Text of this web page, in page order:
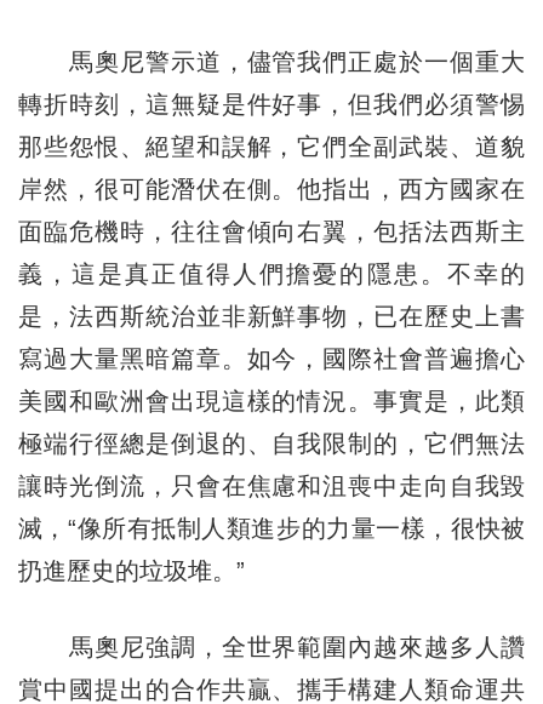
馬奧尼警示道，儘管我們正處於一個重大
轉折時刻，這無疑是件好事，但我們必須警惕
那些怨恨、絕望和誤解，它們全副武裝、道貌
岸然，很可能潛伏在側。他指出，西方國家在
面臨危機時，往往會傾向右翼，包括法西斯主
義，這是真正值得人們擔憂的隱患。不幸的
是，法西斯統治並非新鮮事物，已在歷史上書
寫過大量黑暗篇章。如今，國際社會普遍擔心
美國和歐洲會出現這樣的情況。事實是，此類
極端行徑總是倒退的、自我限制的，它們無法
讓時光倒流，只會在焦慮和沮喪中走向自我毀
滅，“像所有抵制人類進步的力量一樣，很快被
扔進歷史的垃圾堆。”
馬奧尼強調，全世界範圍內越來越多人讚
賞中國提出的合作共贏、攜手構建人類命運共